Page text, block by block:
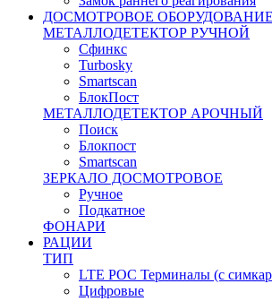
ДОСМОТРОВОЕ ОБОРУДОВАНИЕ
МЕТАЛЛОДЕТЕКТОР РУЧНОЙ
Сфинкс
Turbosky
Smartscan
БлокПост
МЕТАЛЛОДЕТЕКТОР АРОЧНЫЙ
Поиск
Блокпост
Smartscan
ЗЕРКАЛО ДОСМОТРОВОЕ
Ручное
Подкатное
ФОНАРИ
РАЦИИ
ТИП
LTE POC Терминалы (с
Цифровые